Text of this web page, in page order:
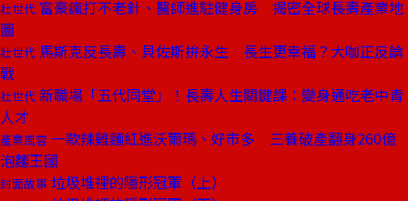
壯世代 富豪瘋打不老針、醫師進駐健身房 揭密全球長壽產業地
圖
壯世代 馬斯克反長壽、貝佐斯拚永生 長生更幸福？大咖正反論
戰
壯世代 新職場「五代同堂」！長壽人生關鍵課：變身通吃老中青
人才
產業風雲 一款辣雞麵紅進沃爾瑪、好市多 三養破產翻身260億
泡麵王國
封面故事 垃圾堆裡的隱形冠軍（上）